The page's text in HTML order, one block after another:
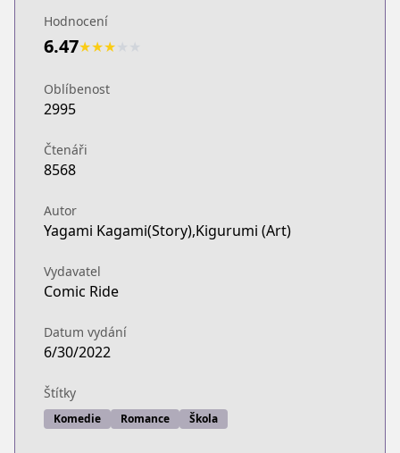
Hodnocení
6.47★★★
Oblíbenost
2995
Čtenáři
8568
Autor
Yagami Kagami(Story),Kigurumi (Art)
Vydavatel
Comic Ride
Datum vydání
6/30/2022
Štítky
Komedie Romance Škola